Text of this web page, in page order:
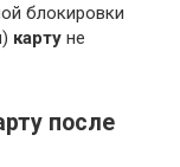
блокировки
карту не
после